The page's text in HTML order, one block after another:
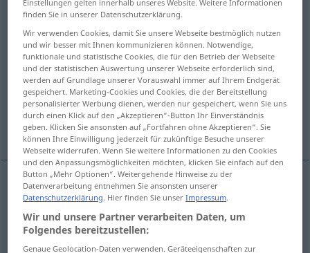
useless, unprofitable useless
unnecessary idle, empty
useless, pointless in vain
naughty
useless unnützGeldausgaben etc
unprofitable unnützGeldausgaben etc
Einstellungen gelten innerhalb unseres Website. Weitere Informationen
finden Sie in unserer Datenschutzerklärung.
Wir verwenden Cookies, damit Sie unsere Webseite bestmöglich nutzen
und wir besser mit Ihnen kommunizieren können. Notwendige,
funktionale und statistische Cookies, die für den Betrieb der Webseite
und der statistischen Auswertung unserer Webseite erforderlich sind,
werden auf Grundlage unserer Vorauswahl immer auf Ihrem Endgerät
gespeichert. Marketing-Cookies und Cookies, die der Bereitstellung
personalisierter Werbung dienen, werden nur gespeichert, wenn Sie uns
durch einen Klick auf den „Akzeptieren“-Button Ihr Einverständnis
geben. Klicken Sie ansonsten auf „Fortfahren ohne Akzeptieren“. Sie
können Ihre Einwilligung jederzeit für zukünftige Besuche unserer
Webseite widerrufen. Wenn Sie weitere Informationen zu den Cookies
und den Anpassungsmöglichkeiten möchten, klicken Sie einfach auf den
Button „Mehr Optionen“. Weitergehende Hinweise zu der
Datenverarbeitung entnehmen Sie ansonsten unserer
Datenschutzerklärung. Hier finden Sie unserImpressum.
Wir und unsere Partner verarbeiten Daten, um
Folgendes bereitzustellen:
Genaue Geolocation-Daten verwenden. Geräteeigenschaften zur